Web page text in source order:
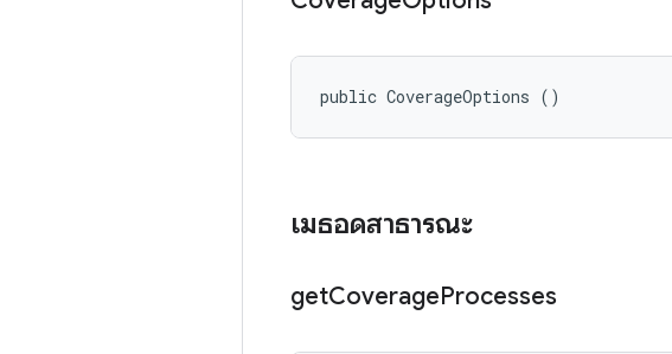
public CoverageOptions ()
เมธอดสาธารณะ
getCoverageProcesses